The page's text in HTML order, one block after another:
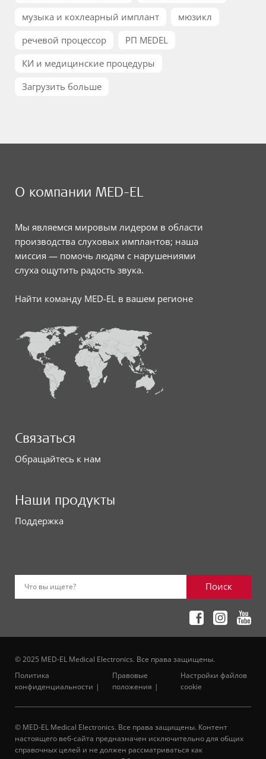
музыка и кохлеарный имплант
мюзикл
речевой процессор
РП MEDEL
КИ и медицинские процедуры
Загрузить больше
О компании MED-EL
Мы являемся мировым лидером в области
производства слуховых имплантов; наша
миссия — помочь людям с нарушениями
слуха ощутить радость звука.
Найти команду MED-EL в вашем регионе
Связаться
Обращайтесь к нам
Наши продукты
Поддержка
Что вы ищете? Поиск
© 2025 MED-EL Medical Electronics. Все права защищены.
Политика
конфиденциальности
Правовые
положения
Настройки файлов
cookie
© MED-EL Medical Electronics. Все права защищены. Контент
настоящего веб-сайта предназначен исключительно для общих
справочных целей и не должен рассматриваться как